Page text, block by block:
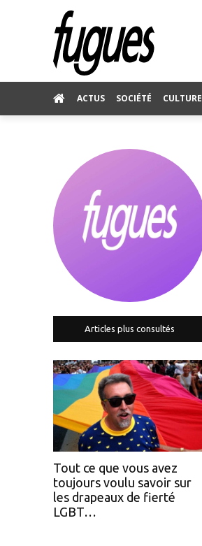
ACTUS SOCIÉTÉ CULTURE
Articles plus consultés
Tout ce que vous avez
toujours voulu savoir sur
les drapeaux de fierté
LGBT…